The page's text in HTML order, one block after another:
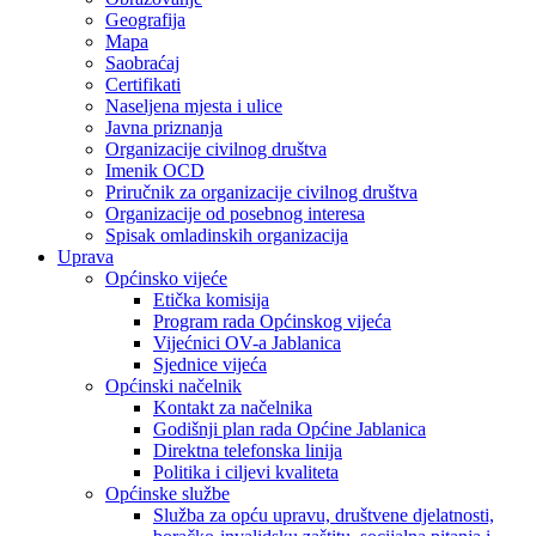
Geografija
Mapa
Saobraćaj
Certifikati
Naseljena mjesta i ulice
Javna priznanja
Organizacije civilnog društva
Imenik OCD
Priručnik za organizacije civilnog društva
Organizacije od posebnog interesa
Spisak omladinskih organizacija
Uprava
Općinsko vijeće
Etička komisija
Program rada Općinskog vijeća
Vijećnici OV-a Jablanica
Sjednice vijeća
Općinski načelnik
Kontakt za načelnika
Godišnji plan rada Općine Jablanica
Direktna telefonska linija
Politika i ciljevi kvaliteta
Općinske službe
Služba za opću upravu, društvene djelatnosti,